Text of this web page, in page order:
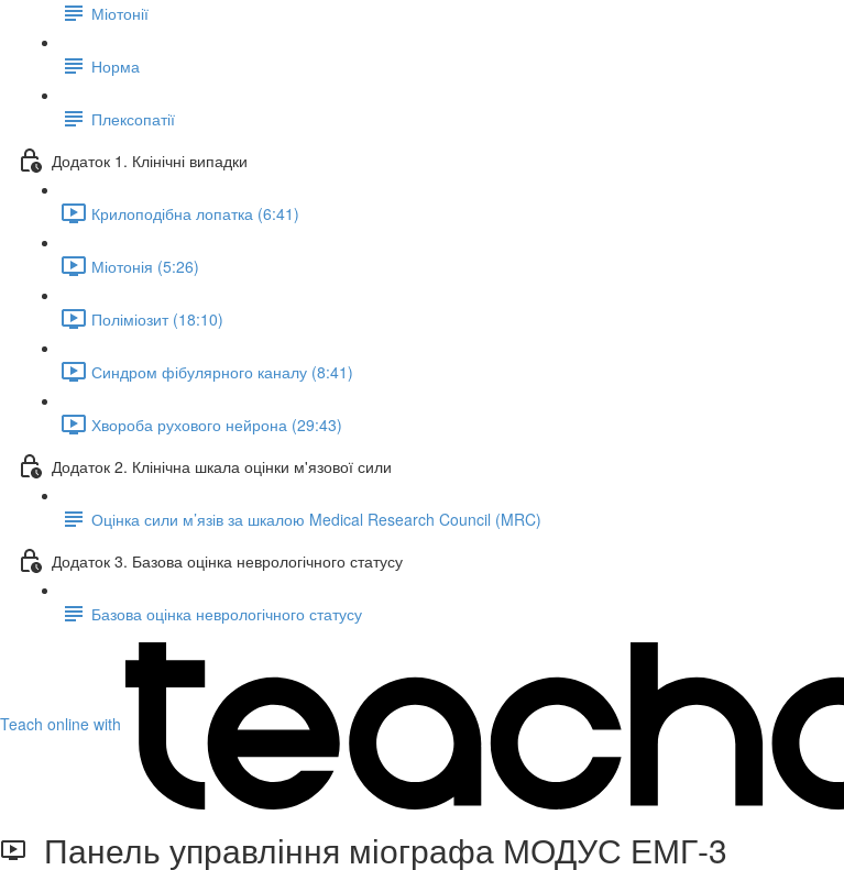
Міотонії
Норма
Плексопатії
Додаток 1. Клінічні випадки
Крилоподібна лопатка (6:41)
Міотонія (5:26)
Поліміозит (18:10)
Синдром фібулярного каналу (8:41)
Хвороба рухового нейрона (29:43)
Додаток 2. Клінічна шкала оцінки м'язової сили
Оцінка сили м’язів за шкалою Medical Research Council (MRC)
Додаток 3. Базова оцінка неврологічного статусу
Базова оцінка неврологічного статусу
Teach online with
Панель управління міографа МОДУС ЕМГ-3